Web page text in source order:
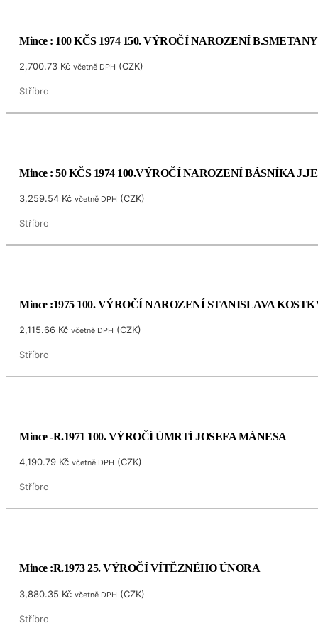
Mince : 100 KČS 1974 150. VÝROČÍ NAROZENÍ B.SMETANY
2,700.73 Kč včetně DPH (CZK)
Stříbro
Mince : 50 KČS 1974 100.VÝROČÍ NAROZENÍ BÁSNÍKA
3,259.54 Kč včetně DPH (CZK)
Stříbro
Mince :1975 100. VÝROČÍ NAROZENÍ STANISLAVA
2,115.66 Kč včetně DPH (CZK)
Stříbro
Mince -R.1971 100. VÝROČÍ ÚMRTÍ JOSEFA MÁNESA
4,190.79 Kč včetně DPH (CZK)
Stříbro
Mince :R.1973 25. VÝROČÍ VÍTĚZNÉHO ÚNORA
3,880.35 Kč včetně DPH (CZK)
Stříbro